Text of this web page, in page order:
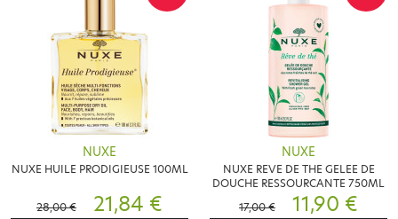
NUXE
NUXE HUILE PRODIGIEUSE 100ML
28,00 € 21,84 €
NUXE
NUXE REVE DE THE GELEE DE
DOUCHE RESSOURCANTE 750ML
17,00 €
11,90 €